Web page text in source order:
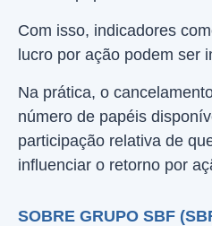
Com isso, indicadores
lucro por ação podem ser
Na prática, o
número de papéis
participação relativa de
influenciar o retorno por
SOBRE GRUPO SBF